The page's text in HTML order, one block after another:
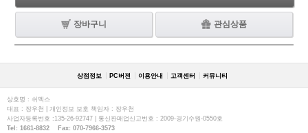
장바구니 관심상품
상점정보 PC버젼 이용안내 고객센터 커뮤니티
상호명 : 쉬멕스
대표 : 장우천 | 개인정보 보호 책임자 : 장우천
사업자등록번호 :135-26-92747 | 통신판매업신고번호 : 2009-경기수원-0550호
Tel: 1661-8832 Fax: 070-7966-3573